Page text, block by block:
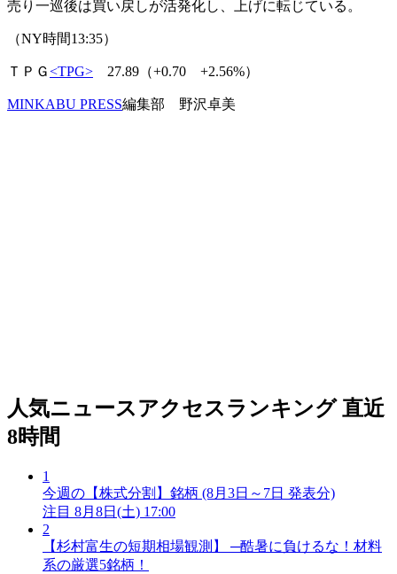
売り一巡後は買い戻しが活発化し、上げに転じている。
（NY時間13:35）
ＴＰＧ<TPG> 27.89（+0.70 +2.56%）
MINKABU PRESS編集部 野沢卓美
人気ニュースアクセスランキング 直近
8時間
1
今週の【株式分割】銘柄 (8月3日～7日 発表分)
注目 8月8日(土) 17:00
2
【杉村富生の短期相場観測】 ─酷暑に負けるな！材料
系の厳選5銘柄！